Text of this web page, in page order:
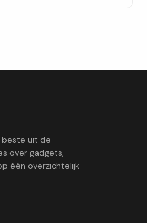
beste uit de
over gadgets,
één overzichtelijk